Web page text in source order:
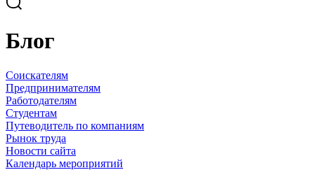
Блог
Соискателям
Предпринимателям
Работодателям
Студентам
Путеводитель по компаниям
Рынок труда
Новости сайта
Календарь мероприятий